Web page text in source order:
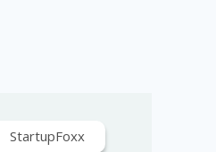
StartupFoxx